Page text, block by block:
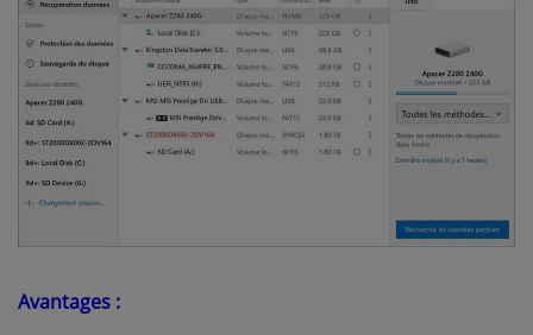
Avantages :